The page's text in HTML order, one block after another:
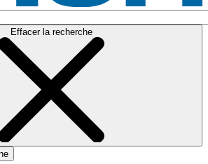
Effacer la recherche